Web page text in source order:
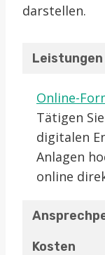
darstellen.
Leistungen
Online-
Tätigen
digitalen
Anlagen
online
Kosten